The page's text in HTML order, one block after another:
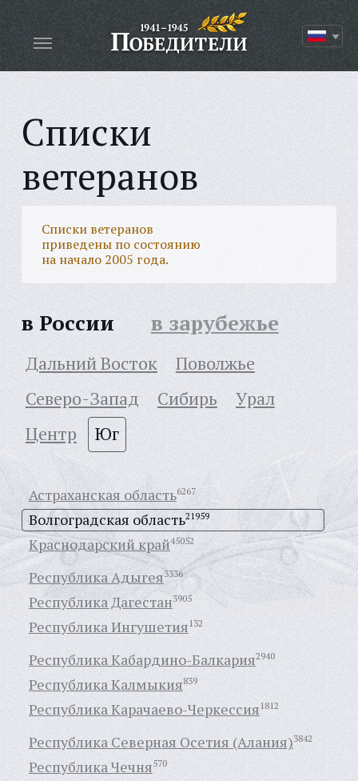
Списки
ветеранов
Списки ветеранов
приведены по состоянию
на начало 2005 года.
в России в зарубежье
Дальний Восток
Поволжье
Северо-Запад
Сибирь
Урал
Центр
Юг
Астраханская область6267
Волгоградская область21959
Краснодарский край45052
Республика Адыгея3336
Республика Дагестан3905
Республика Ингушетия132
Республика Кабардино-Балкария2940
Республика Калмыкия839
Республика Карачаево-Черкессия1812
Республика Северная Осетия (Алания)3842
Республика Чечня570